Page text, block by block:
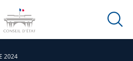
Ouvrir
2024